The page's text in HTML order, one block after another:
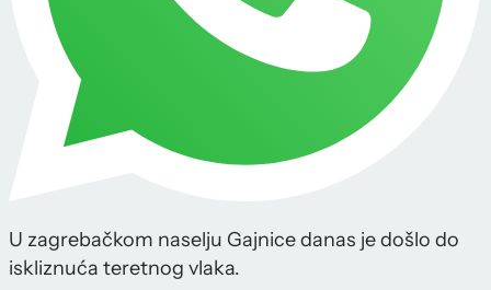
U zagrebačkom naselju Gajnice danas je došlo do
iskliznuća teretnog vlaka.